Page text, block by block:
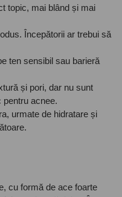
topic, mai blând și mai
Începătorii ar trebui să
ten sensibil sau barieră
și pori, dar nu sunt
pentru acnee.
urmate de hidratare și
cu formă de ace foarte